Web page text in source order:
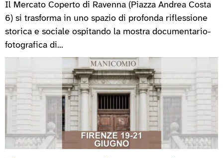
Il Mercato Coperto di Ravenna (Piazza Andrea Costa
6) si trasforma in uno spazio di profonda riflessione
storica e sociale ospitando la mostra documentario-
fotografica di...